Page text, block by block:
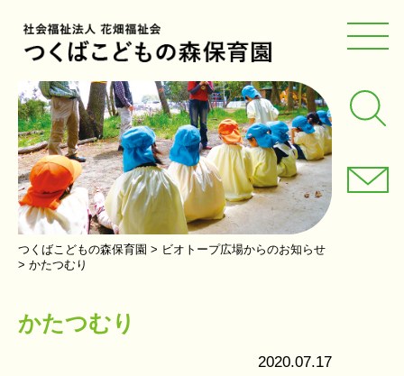
つくばこどもの森保育園 > ビオトープ広場からのお知らせ
> かたつむり
かたつむり
2020.07.17